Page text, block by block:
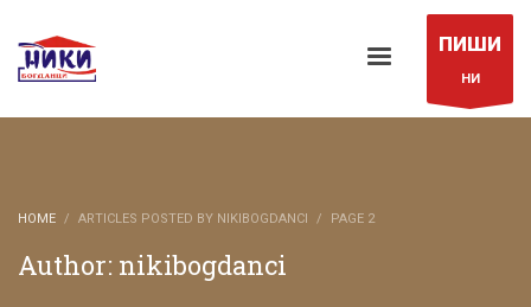
ПИШИ
НИ
HOME ARTICLES POSTED BY NIKIBOGDANCI PAGE 2
Author: nikibogdanci